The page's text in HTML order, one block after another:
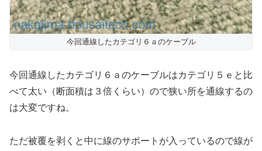
今回通線したカテゴリ６ａのケーブル
今回通線したカテゴリ６ａのケーブルはカテゴリ５ｅと比
べて太い（断面積は３倍くらい）ので狭い所を通線するの
は大変ですね。
ただ被覆を剥くと中に線のサポートが入っているので線が